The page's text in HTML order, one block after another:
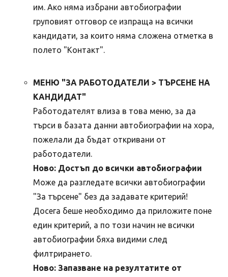
им. Ако няма избрани автобиографии
груповият отговор се изпраща на всички
кандидати, за които няма сложена отметка в
полето "Контакт".
МЕНЮ "ЗА РАБОТОДАТЕЛИ > ТЪРСЕНЕ НА
КАНДИДАТ"
Работодателят влиза в това меню, за да
търси в базата данни автобиографии на хора,
пожелали да бъдат откривани от
работодатели.
Ново: Достъп до всички автобиографии
Може да разгледате всички автобиографии
"За търсене" без да задавате критерий!
Досега беше необходимо да приложите поне
един критерий, а по този начин не всички
автобиографии бяха видими след
филтрирането.
Ново: Запазване на резултатите от